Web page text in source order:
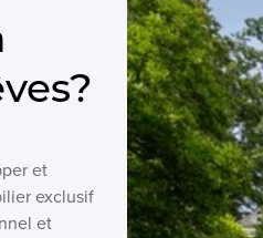
et
exclusif
et